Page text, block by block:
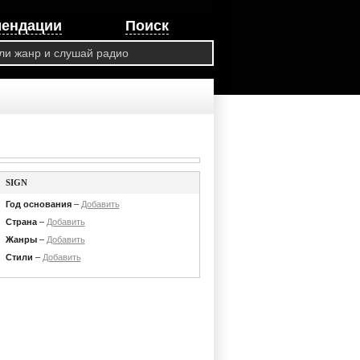
Поиск
SIGN
Год основания– Добавить
Страна– Добавить
Жанры– Добавить
Стили – Добавить